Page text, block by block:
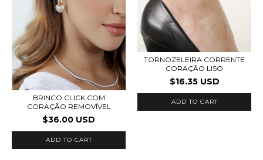
BRINCO CLICK COM
CORAÇÃO REMOVÍVEL
$36.00 USD
ADD TO CART
TORNOZELEIRA CORRENTE
CORAÇÃO LISO
$16.35 USD
ADD TO CART